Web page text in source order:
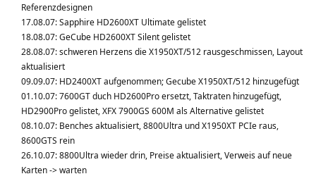
Referenzdesignen
17.08.07: Sapphire HD2600XT Ultimate gelistet
18.08.07: GeCube HD2600XT Silent gelistet
28.08.07: schweren Herzens die X1950XT/512 rausgeschmissen, Layout
aktualisiert
09.09.07: HD2400XT aufgenommen; Gecube X1950XT/512 hinzugefügt
01.10.07: 7600GT duch HD2600Pro ersetzt, Taktraten hinzugefügt,
HD2900Pro gelistet, XFX 7900GS 600M als Alternative gelistet
08.10.07: Benches aktualisiert, 8800Ultra und X1950XT PCIe raus,
8600GTS rein
26.10.07: 8800Ultra wieder drin, Preise aktualisiert, Verweis auf neue
Karten -> warten